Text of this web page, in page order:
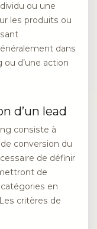
ou une
les produits ou
dans
d’une action
d’un lead
consiste à
conversion du
de définir
de
en
critères de